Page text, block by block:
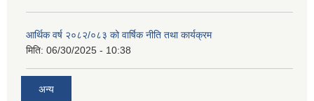
आर्थिक वर्ष २०८२/०८३ को वार्षिक नीति तथा कार्यक्रम
मिति: 06/30/2025 - 10:38
अन्य